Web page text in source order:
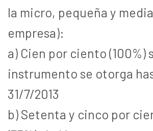
la micro, pequeña y
empresa):
a) Cien por ciento (100%)
instrumento se otorga
31/7/2013
b) Setenta y cinco por